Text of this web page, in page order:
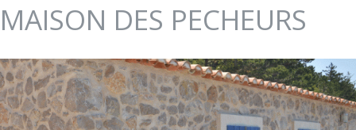
MAISON DES PECHEURS